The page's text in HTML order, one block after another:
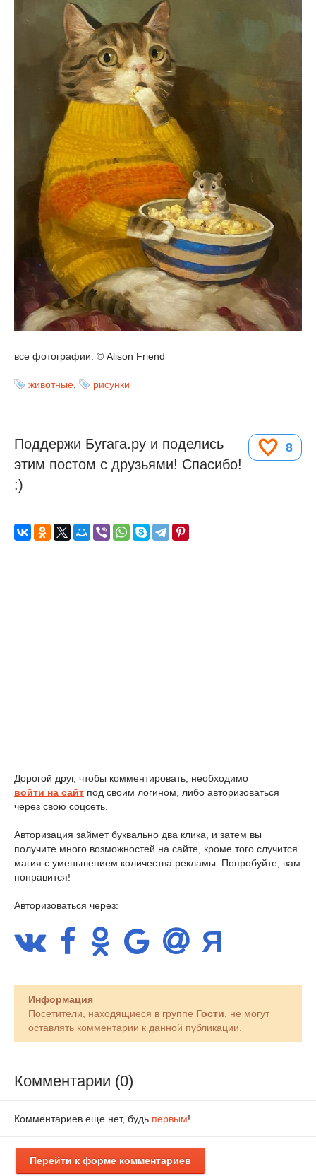
все фотографии: © Alison Friend
животные, рисунки
8
Поддержи Бугага.ру и поделись
этим постом с друзьями! Спасибо!
:)
Дорогой друг, чтобы комментировать, необходимо
войти на сайт под своим логином, либо авторизоваться
через свою соцсеть.
Авторизация займет буквально два клика, и затем вы
получите много возможностей на сайте, кроме того случится
магия с уменьшением количества рекламы. Попробуйте, вам
понравится!
Авторизоваться через:
Информация
Посетители, находящиеся в группе Гости, не могут
оставлять комментарии к данной публикации.
Комментарии (0)
Комментариев еще нет, будь первым!
Перейти к форме комментариев